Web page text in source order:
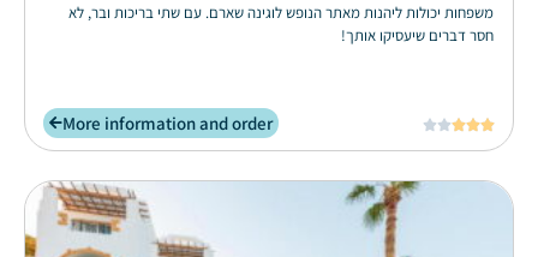
משפחות יכולות ליהנות מאתר הנופש לוגינה שארם. עם שתי בריכות ובר, לא
חסר דברים שיעסיקו אותך!





More information and order